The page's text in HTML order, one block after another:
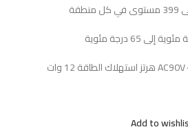
Add to